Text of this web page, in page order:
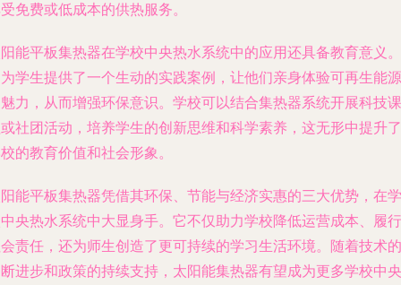
免费或低成本的供热服务。
能平板集热器在学校中央热水系统中的应用还具备教育意义。
学生提供了一个生动的实践案例，让他们亲身体验可再生能源
力，从而增强环保意识。学校可以结合集热器系统开展科技课
社团活动，培养学生的创新思维和科学素养，这无形中提升了
的教育价值和社会形象。
能平板集热器凭借其环保、节能与经济实惠的三大优势，在学
央热水系统中大显身手。它不仅助力学校降低运营成本、履行
责任，还为师生创造了更可持续的学习生活环境。随着技术的
进步和政策的持续支持，太阳能集热器有望成为更多学校中央